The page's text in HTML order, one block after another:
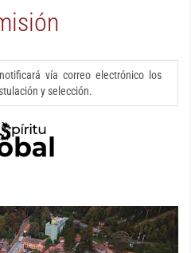
vía correo electrónico los
y selección.